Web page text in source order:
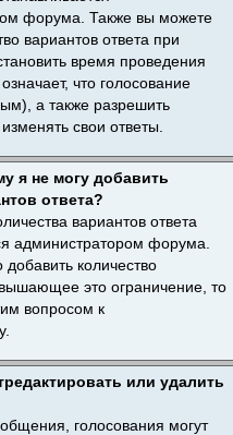
форума. Также вы можете
вариантов ответа при
время проведения
что голосование
а также разрешить
свои ответы.
я не могу добавить
ответа?
вариантов ответа
администратором форума.
количество
это ограничение, то
вопросом к
или удалить
голосования могут